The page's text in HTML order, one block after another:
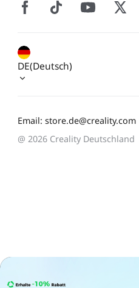
Email: store.de@creality.com
DE(Deutsch)
@ 2026 Creality Deutschland